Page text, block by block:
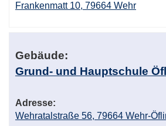
Frankenmatt 10, 79664 Wehr
Gebäude:
Grund- und Hauptschule
Adresse:
Wehratalstraße 56, 79664 Wehr-